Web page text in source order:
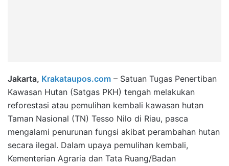
Jakarta, Krakataupos.com – Satuan Tugas Penertiban
Kawasan Hutan (Satgas PKH) tengah melakukan
reforestasi atau pemulihan kembali kawasan hutan
Taman Nasional (TN) Tesso Nilo di Riau, pasca
mengalami penurunan fungsi akibat perambahan hutan
secara ilegal. Dalam upaya pemulihan kembali,
Kementerian Agraria dan Tata Ruang/Badan